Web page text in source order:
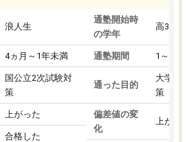
浪人生
4ヵ月～1年未満
国公立2次試験対
策
上がった
合格した
通塾開始時
の学年
高3
通塾期間 1～3ヵ月
通った目的
大学入学
策
偏差値の変
化
上がった